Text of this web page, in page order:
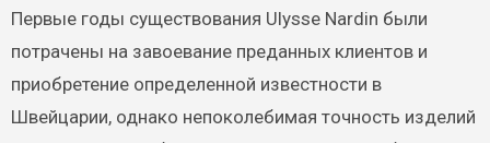
Первые годы существования Ulysse Nardin были
потрачены на завоевание преданных клиентов и
приобретение определенной известности в
Швейцарии, однако непоколебимая точность изделий